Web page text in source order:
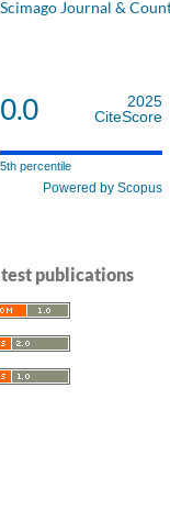
0.0
2025
CiteScore
5th percentile
Powered by Scopus
publications